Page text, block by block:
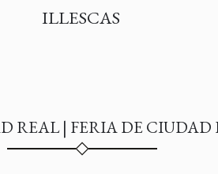
ILLESCAS
REAL | FERIA DE CIUDAD